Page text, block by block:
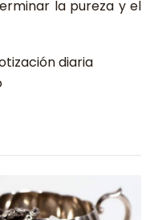
la pureza y el
diaria